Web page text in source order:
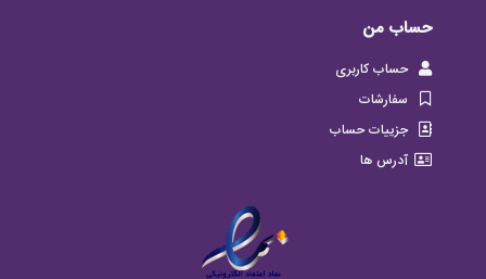
حساب من
حساب کاربری
سفارشات
جزییات حساب
آدرس ها